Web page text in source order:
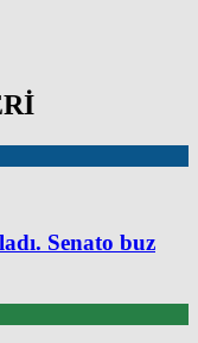
Senato buz